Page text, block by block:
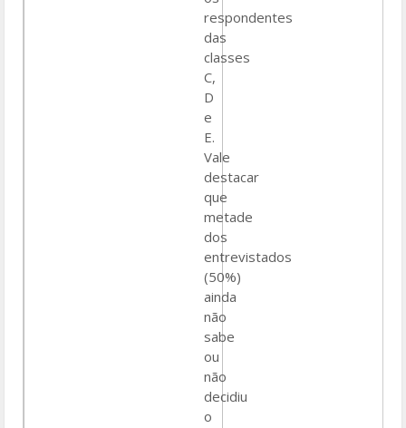
respondentes
das
classes
C,
D
e
E.
Vale
destacar
que
metade
dos
entrevistados
(50%)
ainda
não
sabe
ou
não
decidiu
o